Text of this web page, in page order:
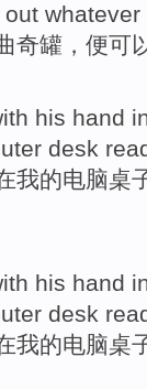
out whatever
奇罐 ，便可
his hand
desk
我的电脑桌
his hand
desk
我的电脑桌